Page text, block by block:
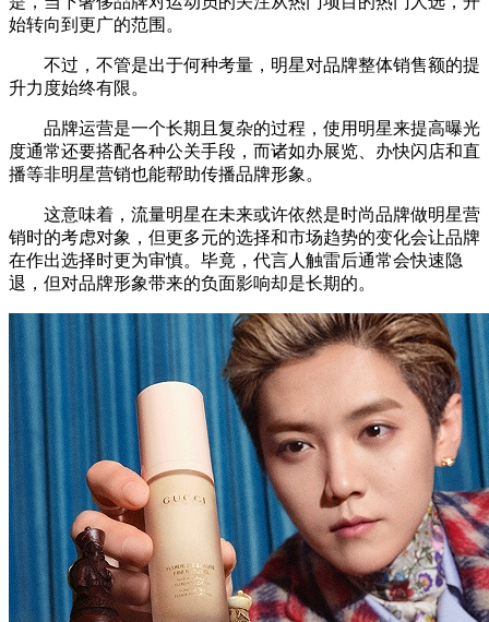
始转向到更广的范围。
不过，不管是出于何种考量，明星对品牌整体销售额的提
升力度始终有限。
品牌运营是一个长期且复杂的过程，使用明星来提高曝光
度通常还要搭配各种公关手段，而诸如办展览、办快闪店和直
播等非明星营销也能帮助传播品牌形象。
这意味着，流量明星在未来或许依然是时尚品牌做明星营
销时的考虑对象，但更多元的选择和市场趋势的变化会让品牌
在作出选择时更为审慎。毕竟，代言人触雷后通常会快速隐
退，但对品牌形象带来的负面影响却是长期的。